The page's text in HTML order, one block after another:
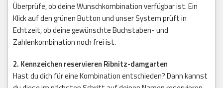
Überprüfe, ob deine Wunschkombination verfügbar ist. Ein
Klick auf den grünen Button und unser System prüft in
Echtzeit, ob deine gewünschte Buchstaben- und
Zahlenkombination noch frei ist.
2. Kennzeichen reservieren Ribnitz-damgarten
Hast du dich für eine Kombination entschieden? Dann kannst